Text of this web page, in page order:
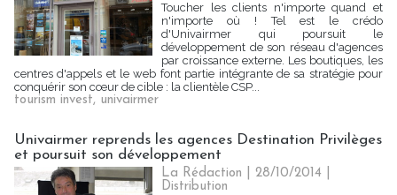
Toucher les clients n'importe quand et
n'importe où ! Tel est le crédo
d'Univairmer qui poursuit le
développement de son réseau d'agences
par croissance externe. Les boutiques, les
centres d'appels et le web font partie intégrante de sa stratégie pour
conquérir son cœur de cible : la clientèle CSP...
tourism invest, univairmer
Univairmer reprends les agences Destination Privilèges
et poursuit son développement
La Rédaction | 28/10/2014
Distribution